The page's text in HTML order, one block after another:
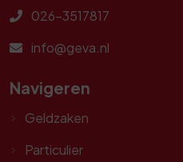
026-3517817
info@geva.nl
Navigeren
Geldzaken
Particulier